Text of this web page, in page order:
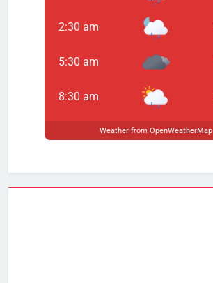
2:30 am
5:30 am
8:30 am
Weather from OpenWeatherMap